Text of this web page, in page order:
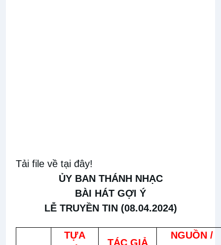
Tải file về tại đây!
ỦY BAN THÁNH NHẠC
BÀI HÁT GỢI Ý
LỄ TRUYỀN TIN (08.04.2024)
TỰA
TÁC GIẢ
NGUỒN /